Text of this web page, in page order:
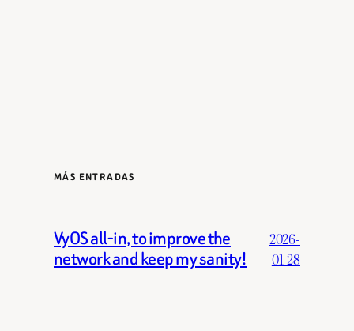
MÁS ENTRADAS
VyOS all-in, to improve the
network and keep my sanity!
2026-
01-28